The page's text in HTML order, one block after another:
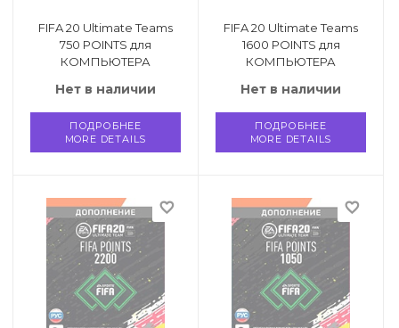
FIFA 20 Ultimate Teams
750 POINTS для
КОМПЬЮТЕРА
Нет в наличии
ПОДРОБНЕЕ
MORE DETAILS
FIFA 20 Ultimate Teams
1600 POINTS для
КОМПЬЮТЕРА
Нет в наличии
ПОДРОБНЕЕ
MORE DETAILS
favorite_border favorite_border